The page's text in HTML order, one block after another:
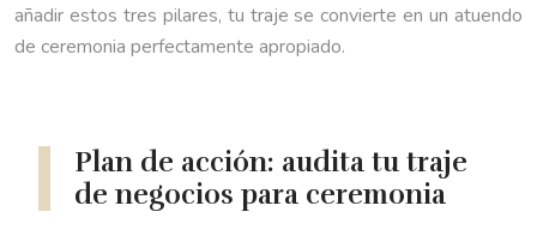
añadir estos tres pilares, tu traje se convierte en un atuendo
de ceremonia perfectamente apropiado.
Plan de acción: audita tu traje
de negocios para ceremonia